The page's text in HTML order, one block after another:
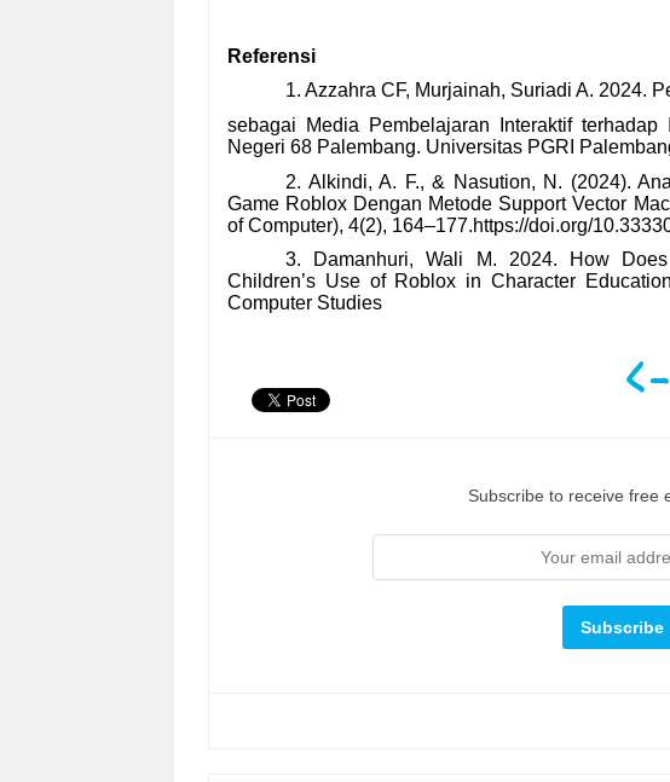
Referensi
1. Azzahra CF, Murjainah, Suriadi A. 2024.
sebagai Media Pembelajaran Interaktif
Negeri 68 Palembang. Universitas PGRI
2. Alkindi, A. F., & Nasution, N. (2024).
Game Roblox Dengan Metode Support Vector
of Computer), 4(2), 164–177.https://doi.org/
3. Damanhuri, Wali M. 2024. How
Children’s Use of Roblox in Character
Computer Studies
Subscribe to receive free